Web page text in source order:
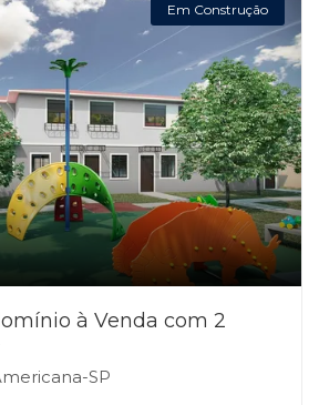
Em Construção
à Venda com 2
SP